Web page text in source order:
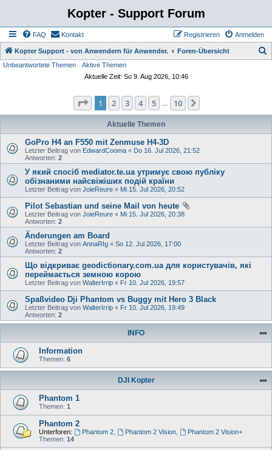
Kopter - Support Forum
FAQ Kontakt Anmelden
Registrieren
Kopter Support - von Anwendern für Anwender. Foren-Übersicht
Unbeantwortete Themen
Aktive Themen
Aktuelle Zeit: So 9. Aug 2026, 10:46
Seite 1von 10
1 2 3 4 5 10
Aktuelle Themen
GoPro H4 an F550 mit Zenmuse H4-3D
Letzter Beitrag von EdwardCooma « Do 16. Jul 2026, 21:52
Antworten: 2
У який спосіб mediator.te.ua утримує свою публіку
обізнаними найсвіжіших подій країни
Letzter Beitrag von JoieReure « Mi 15. Jul 2026, 20:52
Pilot Sebastian und seine Mail von heute
Letzter Beitrag von JoieReure « Mi 15. Jul 2026, 20:38
Antworten: 2
Änderungen am Board
Letzter Beitrag von AnnaRIg « So 12. Jul 2026, 17:00
Antworten: 2
Що відкриває geodictionary.com.ua для користувачів, які
переймається земною корою
Letzter Beitrag von WalterIrrip « Fr 10. Jul 2026, 19:57
Spaßvideo Dji Phantom vs Buggy mit Hero 3 Black
Letzter Beitrag von WalterIrrip « Fr 10. Jul 2026, 19:49
Antworten: 2
INFO
Information
Themen: 6
DJI Kopter
Phantom 1
Themen: 1
Phantom 2
Unterforen: Phantom 2, Phantom 2 Vision,
Phantom 2 Vision+
Themen: 14